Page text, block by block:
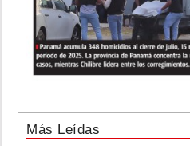
Más Leídas